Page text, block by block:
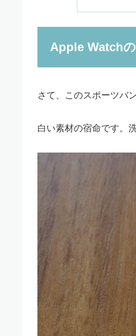
Apple Watch
さて、このスポーツバ
白い素材の宿命です。